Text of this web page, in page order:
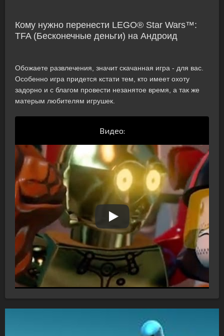
Кому нужно перенести LEGO® Star Wars™:
TFA (Бесконечные деньги) на Андроид
Обожаете развлечения, значит скачанная игра - для вас.
Особенно игра придется кстати тем, кто имеет охоту
задорно и с благом провести незанятое время, а так же
матерым любителям игрушек.
Видео: